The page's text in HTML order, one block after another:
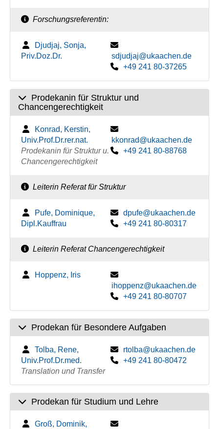
Forschungsreferentin:
Djudjaj, Sonja,
Priv.Doz.Dr.
sdjudjaj@ukaachen.de
+49 241 80-37265
Prodekanin für Struktur und
Chancengerechtigkeit
Konrad, Kerstin,
Univ.Prof.Dr.rer.nat.
Prodekanin für Struktur u.
Chancengerechtigkeit
kkonrad@ukaachen.de
+49 241 80-88768
Leiterin Referat für Struktur
Pufe, Dominique,
Dipl.Kauffrau
dpufe@ukaachen.de
+49 241 80-80317
Leiterin Referat Chancengerechtigkeit
Hoppenz, Iris
ihoppenz@ukaachen.de
+49 241 80-80707
Prodekan für Besondere Aufgaben
Tolba, Rene,
Univ.Prof.Dr.med.
Translation und Transfer
rtolba@ukaachen.de
+49 241 80-80472
Prodekan für Studium und Lehre
Groß, Dominik,